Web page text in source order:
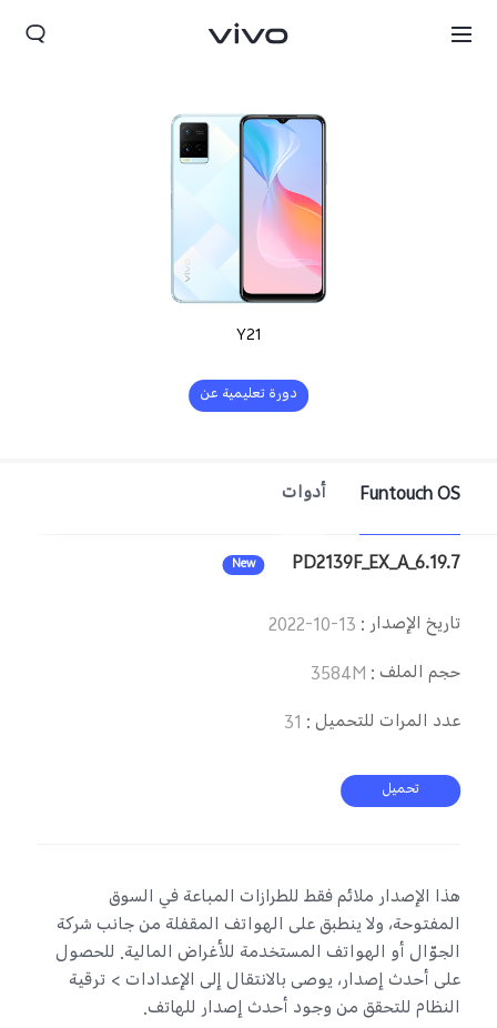
UAE(AR) | حدد البلد/المنطقة
Y21
دورة تعليمية عن
Funtouch OS أدوات
PD2139F_EX_A_6.19.7
New
تاريخ الإصدار:
2022-10-13
حجم الملف :
3584M
عدد المرات للتحميل :
31
تحميل
هذا الإصدار ملائم فقط للطرازات المباعة في السوق
المفتوحة، ولا ينطبق على الهواتف المقفلة من جانب شركة
الجوّال أو الهواتف المستخدمة للأغراض المالية. للحصول
على أحدث إصدار، يوصى بالانتقال إلى الإعدادات > ترقية
النظام للتحقق من وجود أحدث إصدار للهاتف.